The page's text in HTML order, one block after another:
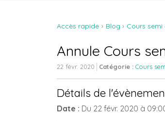
Accès rapide Blog Cours
Annule Cours
22 févr. 2020 Catégorie : Cours
Détails de
Date : Du 22 févr. 2020 à